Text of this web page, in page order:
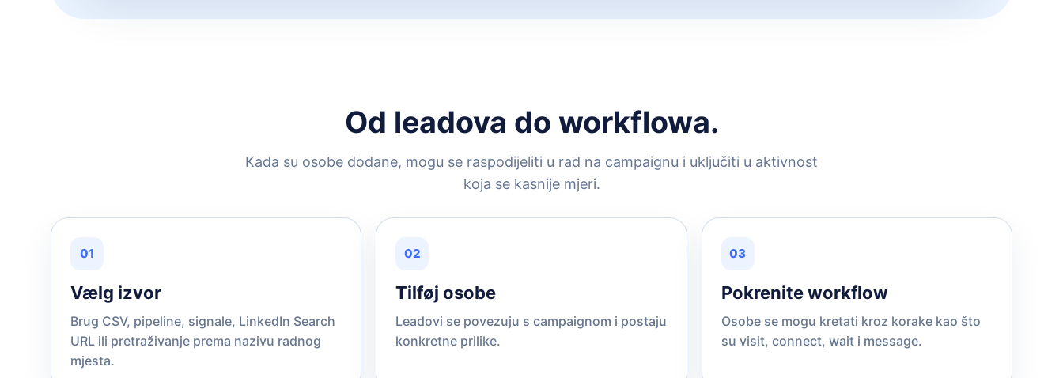
Od leadova do workflowa.
Kada su osobe dodane, mogu se raspodijeliti u rad na campaignu i uključiti u aktivnost
koja se kasnije mjeri.
01
Vælg izvor
Brug CSV, pipeline, signale, LinkedIn Search
URL ili pretraživanje prema nazivu radnog
mjesta.
02
Tilføj osobe
Leadovi se povezuju s campaignom i postaju
konkretne prilike.
03
Pokrenite workflow
Osobe se mogu kretati kroz korake kao što
su visit, connect, wait i message.